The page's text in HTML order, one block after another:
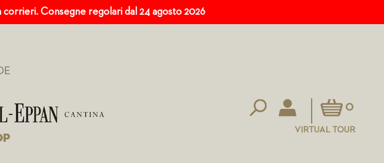
corrieri. Consegne regolari dal 24 agosto 2026
Carrello0
VIRTUAL TOUR